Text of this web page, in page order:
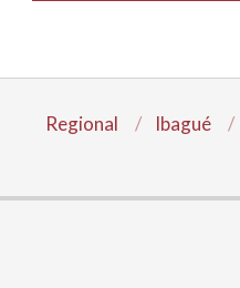
Regional Ibagué